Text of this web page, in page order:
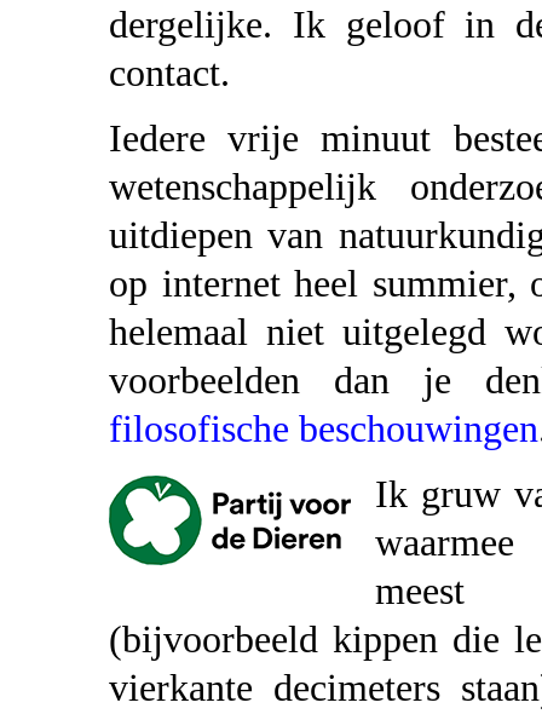
dergelijke. Ik geloof in
contact.
Iedere vrije minuut
wetenschappelijk
uitdiepen van
op internet heel
helemaal niet uitgelegd
voorbeelden dan je
filosofische beschouwingen
Ik gruw
meest
(bijvoorbeeld kippen die
vierkante decimeters